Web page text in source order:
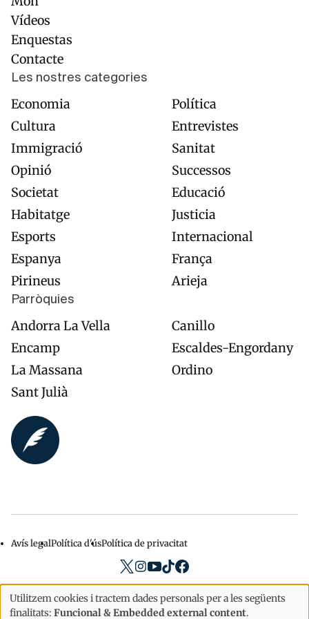
Vídeos
Enquestas
Contacte
Les nostres categories
Economia
Política
Cultura
Entrevistes
Immigració
Sanitat
Opinió
Successos
Societat
Educació
Habitatge
Justicia
Esports
Internacional
Espanya
França
Pirineus
Arieja
Parròquies
Andorra La Vella
Canillo
Encamp
Escaldes-Engordany
La Massana
Ordino
Sant Julià
Menu
Avís legalPolítica d'úsPolítica de privacitat
Copyright © 2026 La Veu Lliure millor diari de notícies d'Andorra
Ús
Utilitzem cookies i tractem dades personals per a les següents
finalitats: Funcional & Embedded external content.